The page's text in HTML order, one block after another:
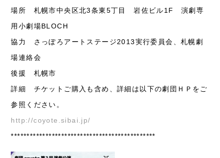
場所 札幌市中央区北3条東5丁目 岩佐ビル1F 演劇専
用小劇場BLOCH
協力 さっぽろアートステージ2013実行委員会、札幌劇
場連絡会
後援 札幌市
詳細 チケットご購入も含め、詳細は以下の劇団ＨＰをご
参照ください。
http://coyote.sibai.jp/
**********************************************